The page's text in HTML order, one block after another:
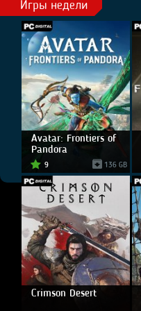
Игры недели
Avatar: Frontiers of
Pandora
9 136 GB
Crimson Desert